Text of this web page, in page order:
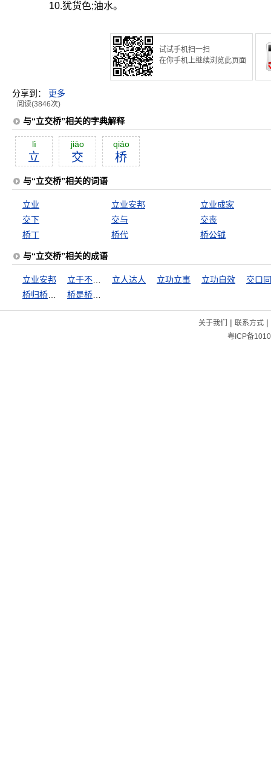
10.犹货色;油水。
试试手机扫一扫
在你手机上继续浏览此页面
分享到： 更多
阅读(3846次)
与“立交桥”相关的字典解释
lì
立
jiāo
交
qiáo
桥
与“立交桥”相关的词语
立业 立业安邦
立业成家
交下
交与
交丧
桥丁
桥代 桥公钺
与“立交桥”相关的成语
立业安邦 立人达人 立功立事 立功自效
交口
关于我们 | 联系方式|
粤ICP备